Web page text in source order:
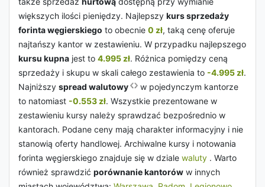
większych ilości pieniędzy. Najlepszy kurs sprzedaży
forinta węgierskiego to obecnie 0 zł, taką cenę oferuje
najtańszy kantor w zestawieniu. W przypadku najlepszego
kursu kupna jest to 4.995 zł. Różnica pomiędzy ceną
sprzedaży i skupu w skali całego zestawienia to -4.995 zł.
Najniższy spread walutowy
w pojedynczym kantorze
to natomiast -0.553 zł. Wszystkie prezentowane w
zestawieniu kursy należy sprawdzać bezpośrednio w
kantorach. Podane ceny mają charakter informacyjny i nie
stanowią oferty handlowej. Archiwalne kursy i notowania
forinta węgierskiego znajduje się w dziale waluty . Warto
również sprawdzić porównanie kantorów w innych